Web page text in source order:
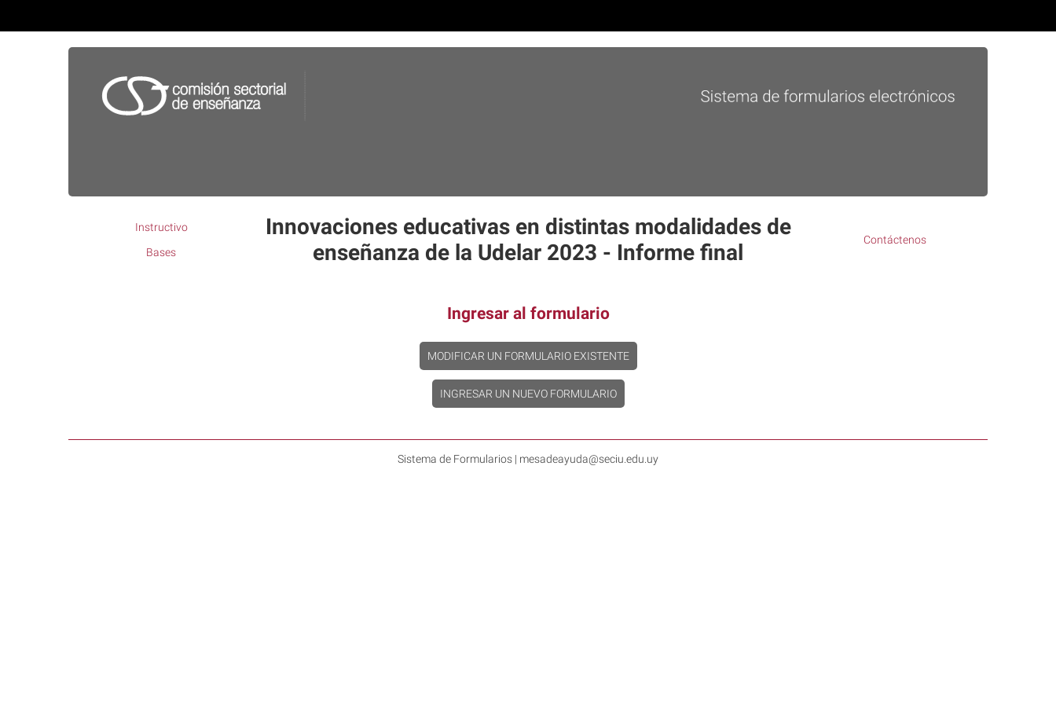
Instructivo
Bases
Innovaciones educativas en distintas modalidades de
enseñanza de la Udelar 2023 - Informe final
Contáctenos
Ingresar al formulario
MODIFICAR UN FORMULARIO EXISTENTE
INGRESAR UN NUEVO FORMULARIO
Sistema de Formularios | mesadeayuda@seciu.edu.uy